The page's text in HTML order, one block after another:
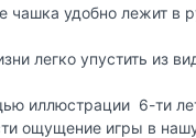
чашка удобно лежит в
легко упустить из
иллюстрации 6-ти
ощущение игры в